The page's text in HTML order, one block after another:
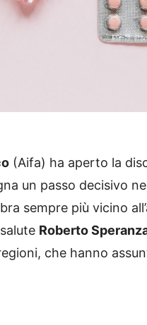
(Aifa) ha aperto la
un passo decisivo
sempre più vicino
Roberto
che hanno